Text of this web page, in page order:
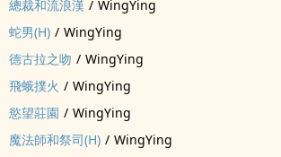
總裁和流浪漢 / WingYing
蛇男(H) / WingYing
德古拉之吻 / WingYing
飛蛾撲火 / WingYing
慾望莊園 / WingYing
魔法師和祭司(H) / WingYing